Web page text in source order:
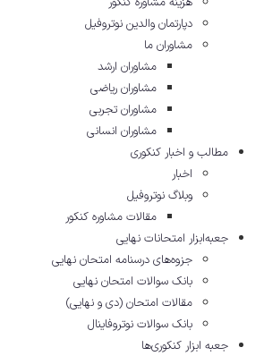
دپارتمان والدین نوتروفیل
مشاوران ما
مشاوران ارشد
مشاوران ریاضی
مشاوران تجربی
مشاوران انسانی
مطالب و اخبار کنکوری
اخبار
وبلاگ نوتروفیل
مقالات مشاوره‌ کنکور
جعبه‌ابزار امتحانات نهایی
جزوه‌های درسنامه امتحان نهایی
بانک سوالات امتحان نهایی
مقالات امتحان (دی و نهایی)
بانک سوالات نوتروفاینال
جعبه ابزار کنکوری‌ها